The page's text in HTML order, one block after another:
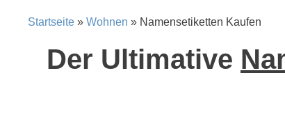
Startseite » Wohnen » Namensetiketten Kaufen
Der Ultimative